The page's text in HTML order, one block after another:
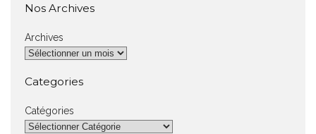
Nos Archives
Archives
Categories
Catégories